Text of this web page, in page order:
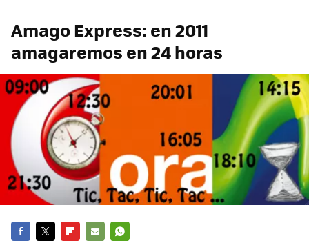
Amago Express: en 2011
amagaremos en 24 horas